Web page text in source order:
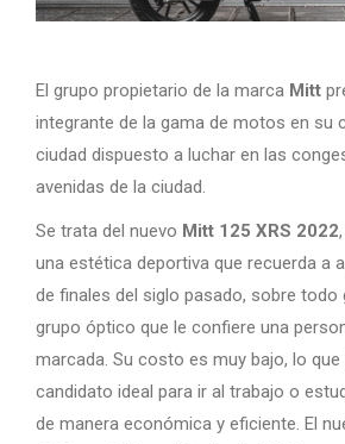
El grupo propietario de la marca Mitt
integrante de la gama de motos en su
ciudad dispuesto a luchar en las
avenidas de la ciudad.
Se trata del nuevo Mitt 125 XRS 2022
una estética deportiva que recuerda a
de finales del siglo pasado, sobre todo
grupo óptico que le confiere una
marcada. Su costo es muy bajo, lo
candidato ideal para ir al trabajo o
de manera económica y eficiente. El